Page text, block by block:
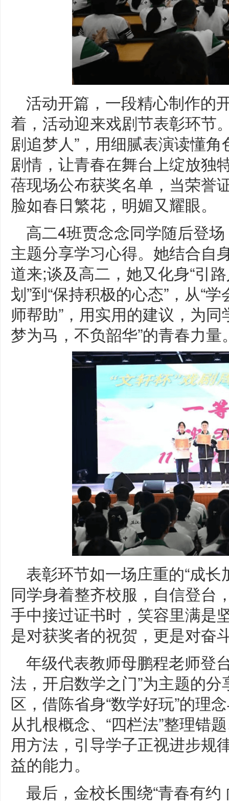
活动开篇，一段精心制作的
着，活动迎来戏剧节表彰环节
剧追梦人”，用细腻表演读懂
剧情，让青春在舞台上绽放独
蓓现场公布获奖名单，当荣誉
脸如春日繁花，明媚又耀眼。
高二4班贾念念同学随后登
主题分享学习心得。她结合自
道来;谈及高二，她又化身“引
划”到“保持积极的心态”，从“
师帮助”，用实用的建议，为
梦为马，不负韶华”的青春力量
表彰环节如一场庄重的“成
同学身着整齐校服，自信登台
手中接过证书时，笑容里满是
是对获奖者的祝贺，更是对奋
年级代表教师母鹏程老师登
法，开启数学之门”为主题的
区，借陈省身“数学好玩”的理
从扎根概念、“四栏法”整理错
用方法，引导学子正视进步规
益的能力。
最后，金校长围绕“青春有